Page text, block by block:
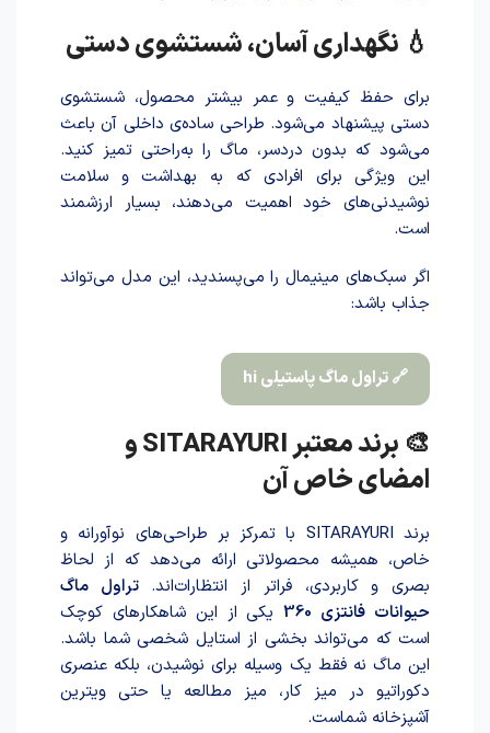
💧 نگهداری آسان، شستشوی دستی
برای حفظ کیفیت و عمر بیشتر محصول، شستشوی
دستی پیشنهاد می‌شود. طراحی ساده‌ی داخلی آن باعث
می‌شود که بدون دردسر، ماگ را به‌راحتی تمیز کنید.
این ویژگی برای افرادی که به بهداشت و سلامت
نوشیدنی‌های خود اهمیت می‌دهند، بسیار ارزشمند
است.
اگر سبک‌های مینیمال را می‌پسندید، این مدل می‌تواند
جذاب باشد:
🔗 تراول ماگ پاستیلی hi
🎨 برند معتبر SITARAYURI و
امضای خاص آن
برند SITARAYURI با تمرکز بر طراحی‌های نوآورانه و
خاص، همیشه محصولاتی ارائه می‌دهد که از لحاظ
بصری و کاربردی، فراتر از انتظارات‌اند.تراول ماگ
حیوانات فانتزی 360
یکی از این شاهکارهای کوچک
است که می‌تواند بخشی از استایل شخصی شما باشد.
این ماگ نه فقط یک وسیله برای نوشید‌ن، بلکه عنصری
دکوراتیو در میز کار، میز مطالعه یا حتی ویترین
آشپزخانه شماست.